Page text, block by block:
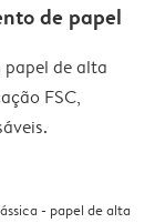
de papel
papel de alta
FSC,
- papel de alta